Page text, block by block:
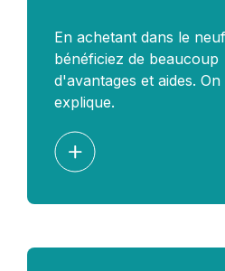
En achetant dans le
bénéficiez de beaucoup
d'avantages et aides. On
explique.